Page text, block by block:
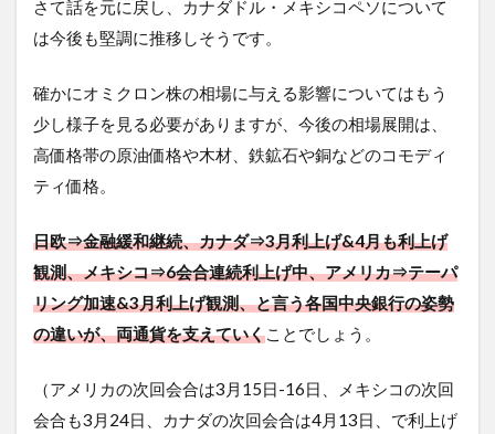
さて話を元に戻し、カナダドル・メキシコペソについて
は今後も堅調に推移しそうです。
確かにオミクロン株の相場に与える影響についてはもう
少し様子を見る必要がありますが、今後の相場展開は、
高価格帯の原油価格や木材、鉄鉱石や銅などのコモディ
ティ価格。
日欧⇒金融緩和継続、カナダ⇒3月利上げ&4月も利上げ
観測、メキシコ⇒6会合連続利上げ中、アメリカ⇒テーパ
リング加速&3月利上げ観測、と言う各国中央銀行の姿勢
の違いが、両通貨を支えていくことでしょう。
（アメリカの次回会合は3月15日-16日、メキシコの次回
会合も3月24日、カナダの次回会合は4月13日、で利上げ